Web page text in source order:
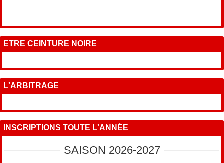
ETRE CEINTURE NOIRE
L'ARBITRAGE
INSCRIPTIONS TOUTE L'ANNÉE
SAISON 2026-2027